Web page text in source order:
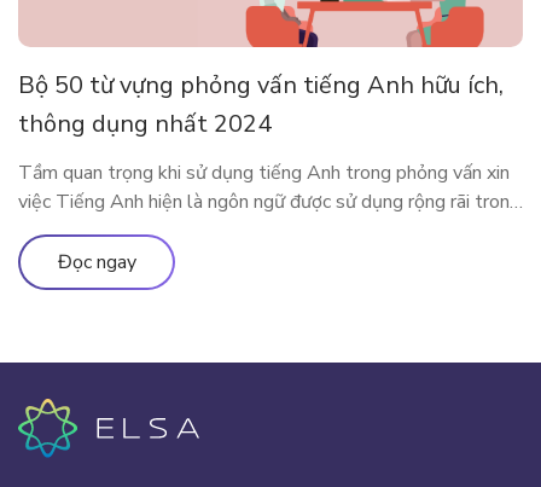
Bộ 50 từ vựng phỏng vấn tiếng Anh hữu ích,
thông dụng nhất 2024
Tầm quan trọng khi sử dụng tiếng Anh trong phỏng vấn xin
việc Tiếng Anh hiện là ngôn ngữ được sử dụng rộng rãi trong
cả giao tiếp đời sống cũng như trong công việc. Rất nhiều các
doanh nghiệp đã liệt kê tiếng Anh như một yêu cầu quan
trọng trong bản mô tả […]
Đọc ngay